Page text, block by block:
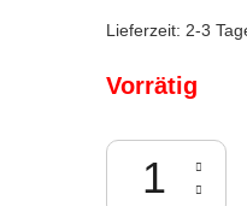
Lieferzeit: 2-3
Vorrätig
Kidrobot Dunny